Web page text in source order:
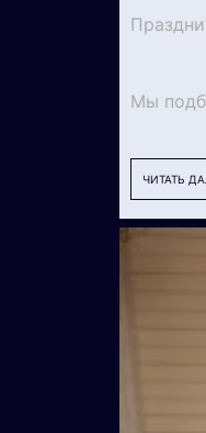
Мы
ЧИТАТЬ